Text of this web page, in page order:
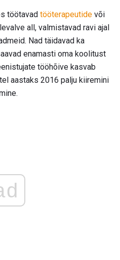
töötavad tööterapeutide või
all, valmistavad ravi ajal
Nad täidavad ka
enamasti oma koolitust
tööhõive kasvab
aastaks 2016 palju kiiremini